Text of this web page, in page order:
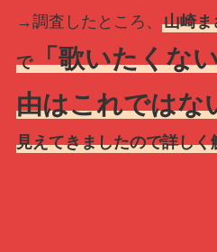
→調査したところ、 山崎ま
で「歌いたくな
由はこれではな
見えてきましたので詳しく